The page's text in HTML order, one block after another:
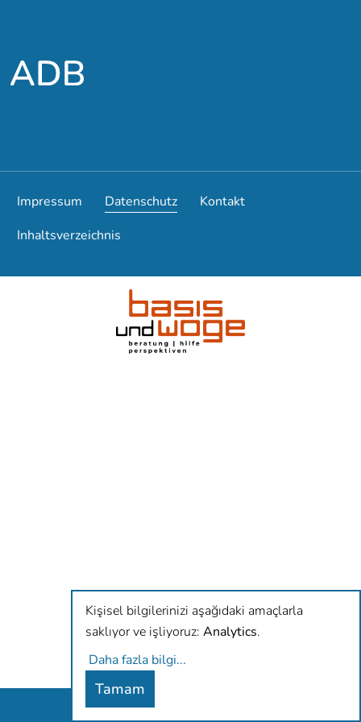
Impressum Datenschutz
Kontakt
Inhaltsverzeichnis
Antidiskriminierungsbüro Hamburg
Kişisel bilgilerinizi aşağıdaki amaçlarla
saklıyor ve işliyoruz: Analytics.
Daha fazla bilgi...
Tamam